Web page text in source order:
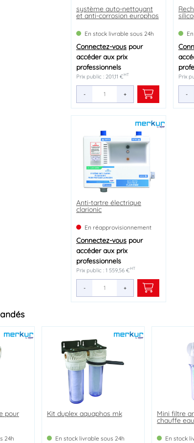
système auto-nettoyant
et anti-corrosion europhos
En stock livrable sous 24h
Connectez-vous pour
accéder aux prix
professionnels
Prix public : 201,11 €HT
- +
Prix
-
Anti-tartre électrique
clarionic
En réapprovisionnement
Connectez-vous pour
accéder aux prix
professionnels
Prix public : 1 559,56 €HT
- +
pour
24h
Kit duplex aquaphos mk
En stock livrable sous 24h
Mini filtre
chauffe
En stock
et
24h
Recharge de polyphosphate
En stock livrable sous 24h
Recharge
En stock